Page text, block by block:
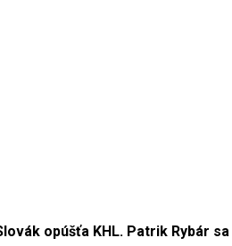
opúšťa KHL. Patrik Rybár